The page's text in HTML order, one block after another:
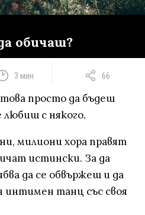
обичаш?
3 мин 66
просто да бъдеш
любиш с някого.
милиони хора правят
истински. За да
да се обвържеш и да
интимен танц със своя